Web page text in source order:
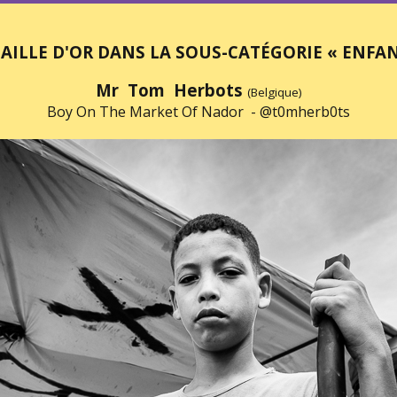
D'OR DANS LA SOUS-CATÉGORIE «
Mr Tom Herbots (Belgique)
Boy On The Market Of Nador - @t0mherb0ts